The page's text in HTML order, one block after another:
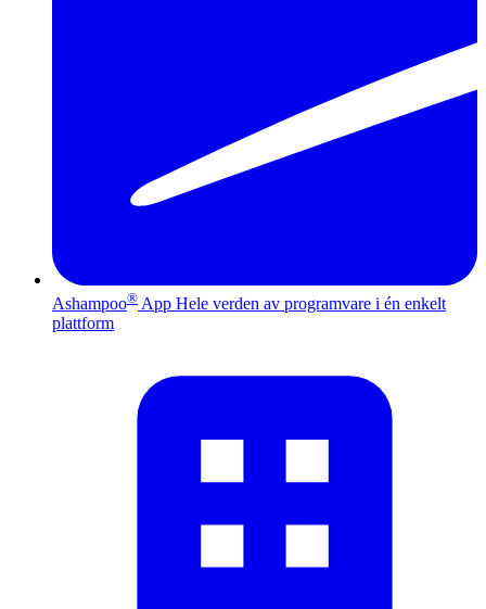
Ashampoo® App Hele verden av programvare i én enkelt
plattform